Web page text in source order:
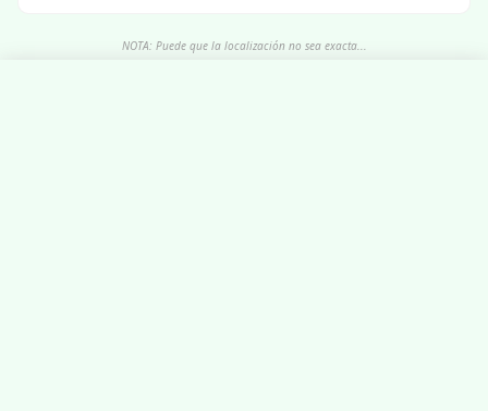
NOTA: Puede que la localización no sea exacta...